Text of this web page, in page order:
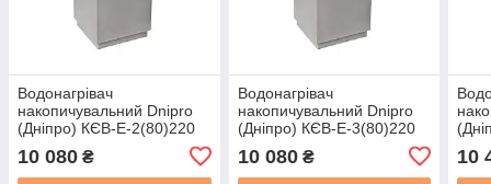
Водонагрівач
накопичувальний Dnipro
(Дніпро) КЄВ-Е-2(80)220
10 080 ₴
Водонагрівач
накопичувальний Dnipro
(Дніпро) КЄВ-Е-3(80)220
10 080₴ 10